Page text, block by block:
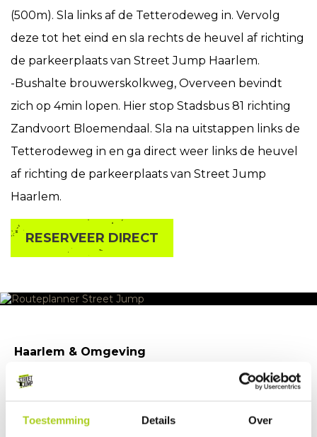
Toestemming Details Over
(500m). Sla links af de Tetterodeweg in. Vervolg
deze tot het eind en sla rechts de heuvel af richting
de parkeerplaats van Street Jump Haarlem.
-Bushalte brouwerskolkweg, Overveen bevindt
zich op 4min lopen. Hier stop Stadsbus 81 richting
Zandvoort Bloemendaal. Sla na uitstappen links de
Tetterodeweg in en ga direct weer links de heuvel
af richting de parkeerplaats van Street Jump
Haarlem.
RESERVEER DIRECT
Haarlem & Omgeving
Haarlem behoort tot de middelgrote steden van
Nederland en is de grootste stad in Noord-Holland